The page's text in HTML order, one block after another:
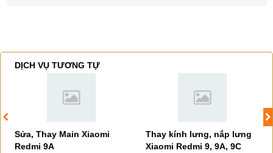
DỊCH VỤ TƯƠNG TỰ
Sửa, Thay Main Xiaomi
Redmi 9A
Thay kính lưng, nắp lưng
Xiaomi Redmi 9, 9A, 9C